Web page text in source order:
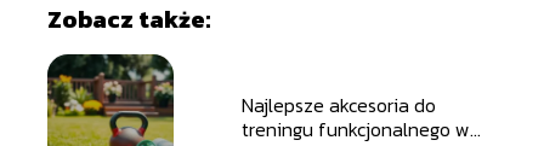
Zobacz także:
Najlepsze akcesoria do
treningu funkcjonalnego w